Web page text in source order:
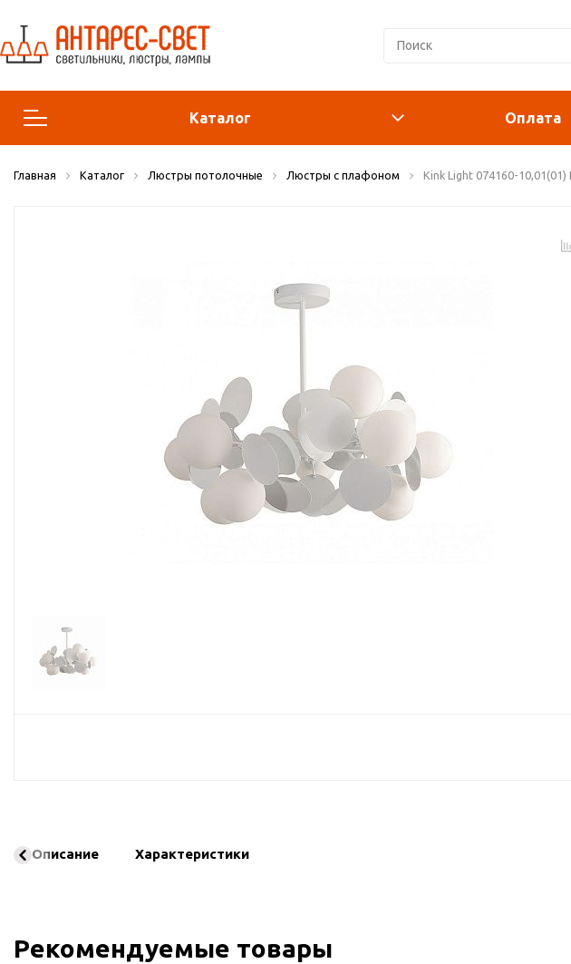
Каталог
Люстры и подвесы
Оплата
Главная Каталог Люстры потолочные Люстры с плафоном Kink Light 074160-
Описание Характеристики
Рекомендуемые товары